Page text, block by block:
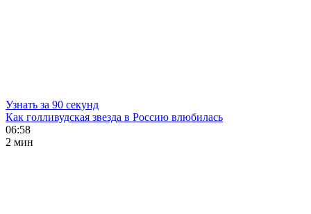
Узнать за 90 секунд
Как голливудская звезда в Россию влюбилась
06:58
2 мин